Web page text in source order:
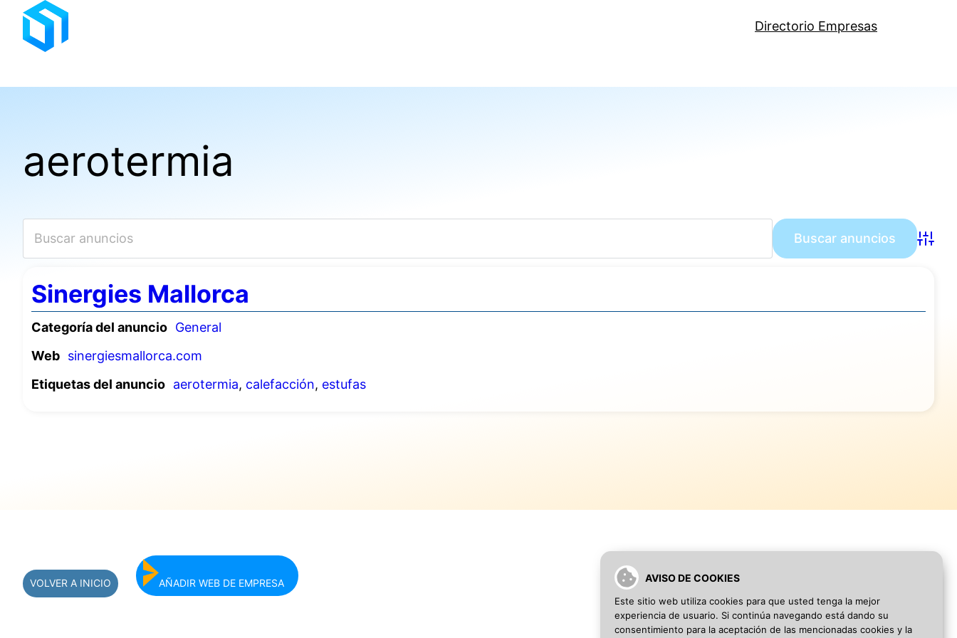
AVISO DE COOKIES
Este sitio web utiliza cookies para que usted tenga la mejor
experiencia de usuario. Si continúa navegando está dando su
consentimiento para la aceptación de las mencionadas cookies y la
Saltar
contenido
Directorio Empresas
aerotermia
Sinergies Mallorca
Categoría del anuncio General
Web sinergiesmallorca.com
Etiquetas del anuncio aerotermia, calefacción, estufas
VOLVER A INICIO AÑADIR WEB DE EMPRESA SEO Blog·Aviso Legal